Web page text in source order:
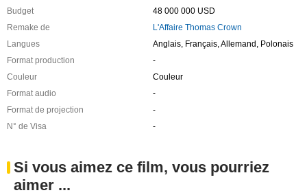
Budget
48 000 000 USD
Remake de
L'Affaire Thomas Crown
Langues
Anglais, Français, Allemand, Polonais
Format production
-
Couleur
Couleur
Format audio
-
Format de projection
-
N° de Visa
-
Si vous aimez ce film, vous pourriez
aimer ...